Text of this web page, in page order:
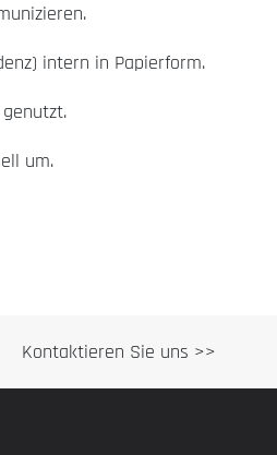
intern in Papierform.
um.
Kontaktieren Sie uns >>